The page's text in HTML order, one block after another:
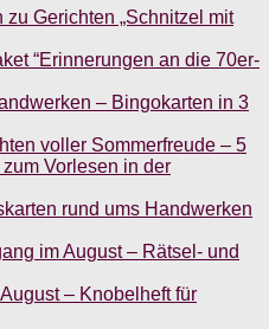
Gerichten „Schnitzel mit
“Erinnerungen an die 70er-
– Bingokarten in 3
voller Sommerfreude – 5
Vorlesen in der
rund ums Handwerken
im August – Rätsel- und
– Knobelheft für